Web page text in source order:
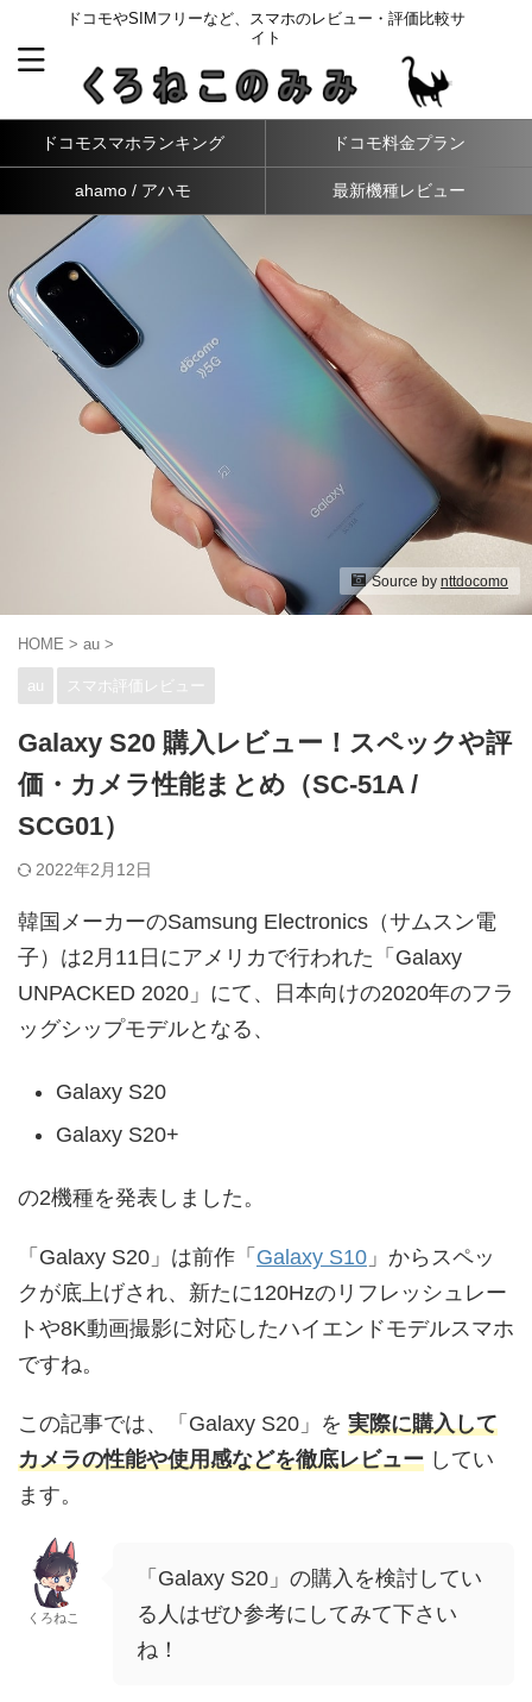
ドコモやSIMフリーなど、スマホのレビュー・評価比較サ
イト
ドコモスマホランキング ドコモ料金プラン
ahamo / アハモ 最新機種レビュー
Source by nttdocomo
HOME > au >
au スマホ評価レビュー
Galaxy S20 購入レビュー！スペックや評
価・カメラ性能まとめ（SC-51A /
SCG01）
2022年2月12日
韓国メーカーのSamsung Electronics（サムスン電
子）は2月11日にアメリカで行われた「Galaxy
UNPACKED 2020」にて、日本向けの2020年のフラ
ッグシップモデルとなる、
Galaxy S20
Galaxy S20+
の2機種を発表しました。
「Galaxy S20」は前作「 Galaxy S10 」からスペッ
クが底上げされ、新たに120Hzのリフレッシュレー
トや8K動画撮影に対応したハイエンドモデルスマホ
ですね。
この記事では、「Galaxy S20」を 実際に購入して
カメラの性能や使用感などを徹底レビュー してい
ます。
くろねこ
「Galaxy S20」の購入を検討してい
る人はぜひ参考にしてみて下さい
ね！